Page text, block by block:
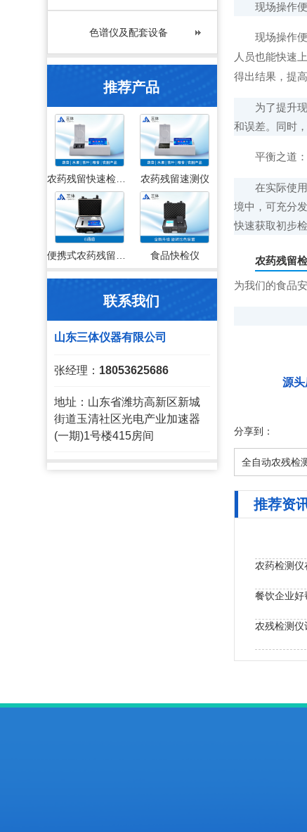
色谱仪及配套设备
推荐产品
农药残留速测仪
食品快检仪
联系我们
山东三体仪器有限公司
张经理： 18053625686
地址：山东省潍坊高新区新城
街道玉清社区光电产业加速器
(一期)1号楼415房间
现场操作便
现场操作便
人员也能快速
得出结果，提
为了提升现
和误差。同时
平衡之道：
在实际使用
境中，可充分
快速获取初步检
农药残留
为我们的食品
源头
分享到：
全自动农残检
推荐资
农药检测仪
农残检测